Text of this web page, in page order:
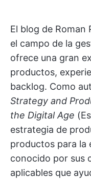
El blog de Roman
el campo de la
ofrece una gran
productos,
backlog. Como
Strategy and
the Digital Age
estrategia de
productos para la
conocido por sus
aplicables que